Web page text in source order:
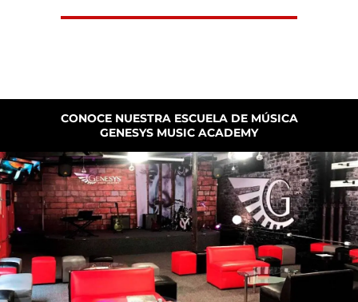
CONOCE NUESTRA ESCUELA DE MÚSICA
GENESYS MUSIC ACADEMY